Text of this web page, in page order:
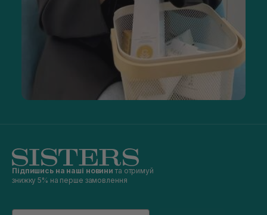
Підпишись на наші новини та отримуй
знижку 5% на перше замовлення